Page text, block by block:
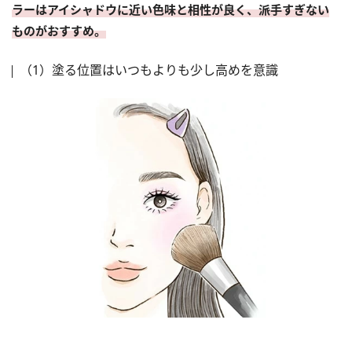
ラーはアイシャドウに近い色味と相性が良く、派手すぎない
ものがおすすめ。
（1）塗る位置はいつもよりも少し高めを意識